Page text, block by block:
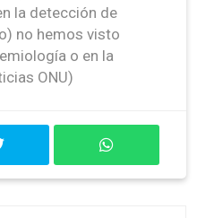
la detección de
no hemos visto
o en la
ONU)